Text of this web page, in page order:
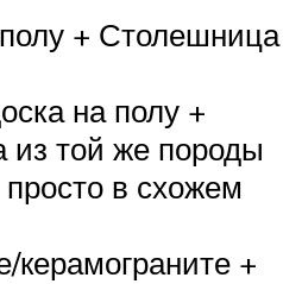
+ Столешница
на полу +
той же породы
в схожем
керамограните +